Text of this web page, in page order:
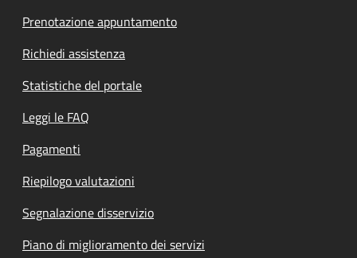
Prenotazione appuntamento
Richiedi assistenza
Statistiche del portale
Leggi le FAQ
Pagamenti
Riepilogo valutazioni
Segnalazione disservizio
Piano di miglioramento dei servizi